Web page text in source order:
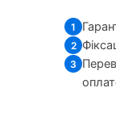
1
2
3